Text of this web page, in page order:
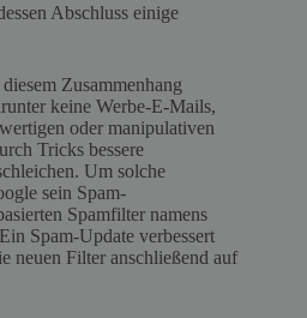
Abschluss einige
Zusammenhang
keine Werbe-E-Mails,
oder manipulativen
Tricks bessere
Um solche
sein Spam-
Spamfilter namens
Spam-Update verbessert
neuen Filter anschließend auf